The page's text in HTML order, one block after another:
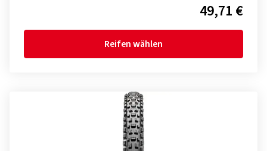
49,71 €
Reifen wählen